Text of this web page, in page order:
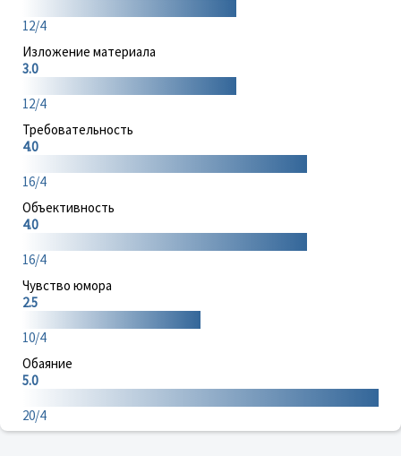
12/4
Изложение материала
3.0
12/4
Требовательность
4.0
16/4
Объективность
4.0
16/4
Чувство юмора
2.5
10/4
Обаяние
5.0
20/4